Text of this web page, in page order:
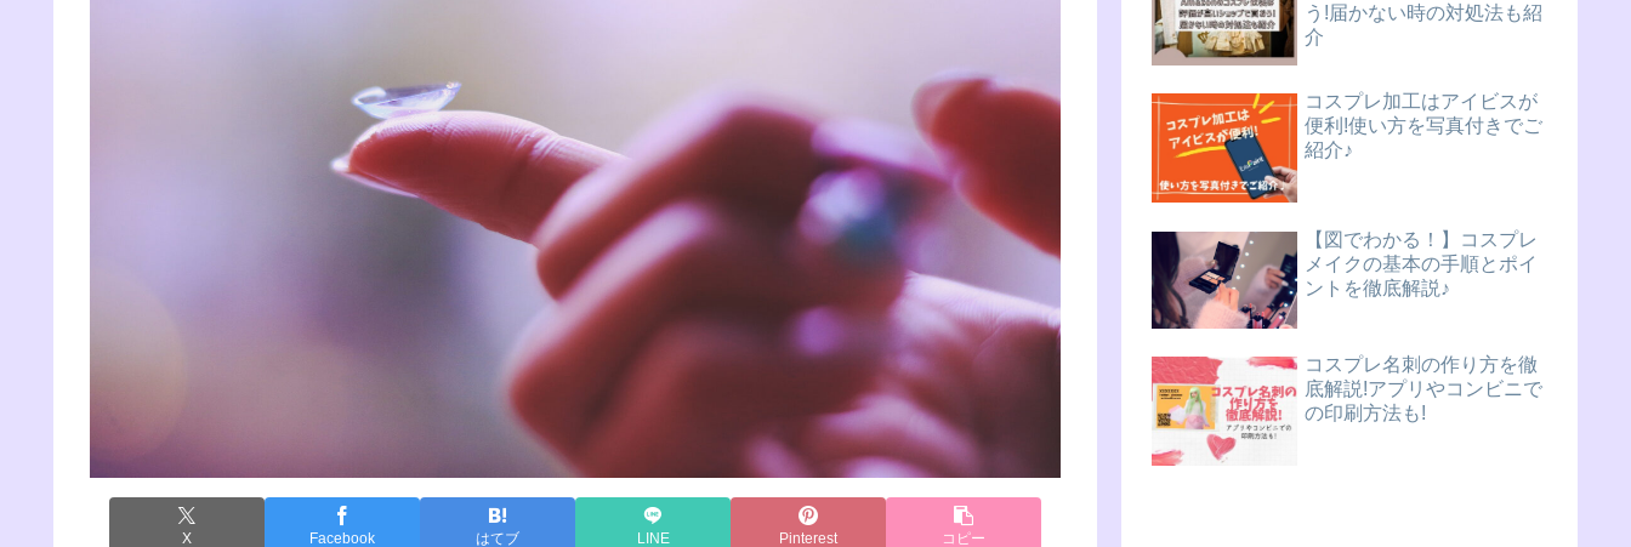
X Facebook はてブ LINE Pinterest コピー
う!届かない時の対処法も紹
介
コスプレ加工はアイビスが
便利!使い方を写真付きでご
紹介♪
【図でわかる！】コスプレ
メイクの基本の手順とポイ
ントを徹底解説♪
コスプレ名刺の作り方を徹
底解説!アプリやコンビニで
の印刷方法も!